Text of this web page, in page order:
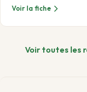
Voir la fiche
Voir toutes les